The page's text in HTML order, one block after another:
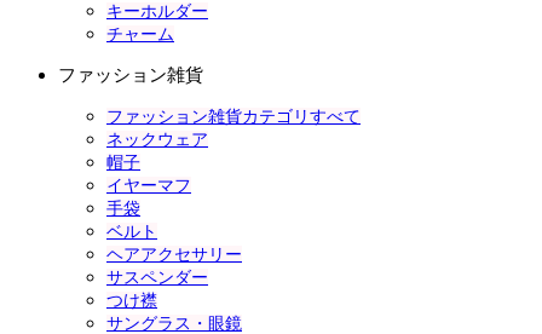
キーホルダー
チャーム
ファッション雑貨
ファッション雑貨カテゴリすべて
ネックウェア
帽子
イヤーマフ
手袋
ベルト
ヘアアクセサリー
サスペンダー
つけ襟
サングラス・眼鏡